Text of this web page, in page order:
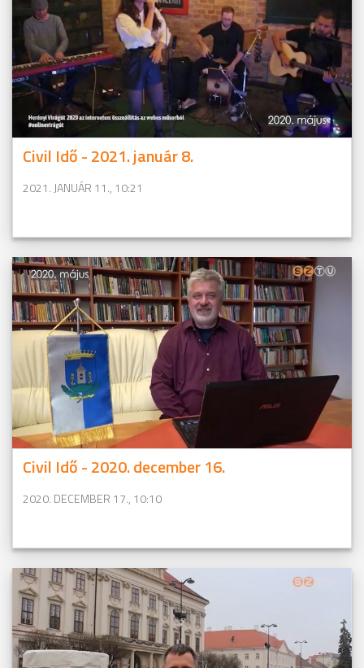
Civil Idő - 2021. január 8.
2021. JANUÁR 11., 10:21
Civil Idő - 2020. december 16.
2020. DECEMBER 17., 10:10